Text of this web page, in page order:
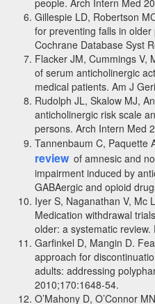
Gillespie LD, Robertson
for preventing falls in
Cochrane Database Syst
Flacker JM, Cummings V,
of serum anticholinergic
medical patients. Am J
Rudolph JL, Skalow MJ,
anticholinergic risk scale
persons. Arch Intern Med
Tannenbaum C, Paquette
review of amnesic and
impairment induced by
GABAergic and opioid
Iyer S, Naganathan V, Mc
Medication withdrawal
older: a systematic
Garfinkel D, Mangin D.
approach for
adults: addressing
2010;170:1648-54.
O’Mahony D, O’Connor